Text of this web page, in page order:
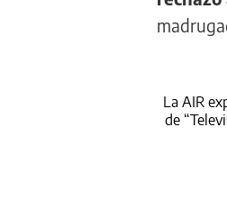
La AIR
de